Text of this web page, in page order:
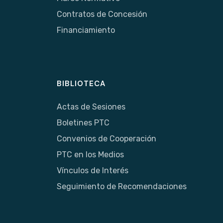
Contratos de Concesión
Financiamiento
BIBLIOTECA
Actas de Sesiones
Boletines PTC
Convenios de Cooperación
PTC en los Medios
Vínculos de Interés
Seguimiento de Recomendaciones